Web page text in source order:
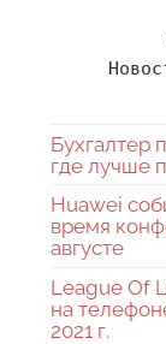
Бухгалтер
где лучше
Huawei
время
августе
League Of
на
2021 г.